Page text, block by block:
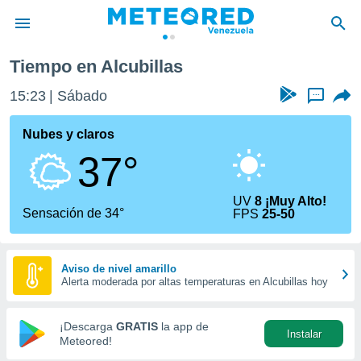
de
ha
calidad.
a este
las
y
forma
digital
basada
Tiempo en Alcubillas
15:23 Sábado ...
Nubes y claros
37°
Sensación de 34°
UV8 ¡Muy Alto!
FPS25-50
Aviso de nivel amarillo
Alerta moderada por altas temperaturas en Alcubillas hoy
¡Descarga GRATIS la app de
Meteored!
Instalar